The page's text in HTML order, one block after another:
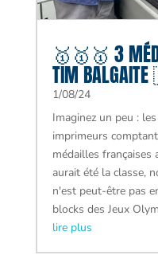
🥇🥇🥇 3
TIM
1/08/24
Imaginez un peu :
imprimeurs
médailles françaises
aurait été la classe,
n'est peut-être pas
blocks des Jeux
lire plus